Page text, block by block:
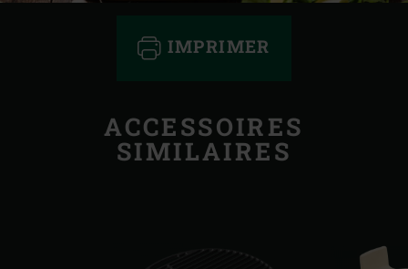
IMPRIMER
ACCESSOIRES
SIMILAIRES